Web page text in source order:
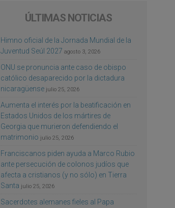
ÚLTIMAS NOTICIAS
Himno oficial de la Jornada Mundial de la
Juventud Seúl 2027 agosto 3, 2026
ONU se pronuncia ante caso de obispo
católico desaparecido por la dictadura
nicaragüense julio 25, 2026
Aumenta el interés por la beatificación en
Estados Unidos de los mártires de
Georgia que murieron defendiendo el
matrimonio julio 25, 2026
Franciscanos piden ayuda a Marco Rubio
ante persecución de colonos judíos que
afecta a cristianos (y no sólo) en Tierra
Santa julio 25, 2026
Sacerdotes alemanes fieles al Papa